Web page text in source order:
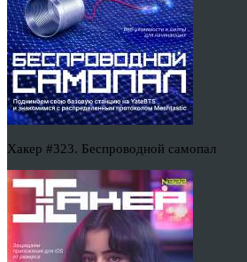
Хакер #323. Беспроводной самопал